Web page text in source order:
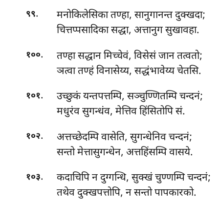
९९.
मनोकिलेसिका तण्हा, सानुगानन्त दुक्खदा;
चित्तप्पसादिका सद्धा, अत्तानुग सुखावहा.
१००. तण्हासद्धान मिच्चेवं, विसेसं जान तत्वतो;
ञत्वा तण्हं विनासेय्य, सद्धंभावेय्य चेतसि.
१०१.
उच्छुकं यन्तपत्तम्पि, सञ्चुण्णितम्पि चन्दनं;
मधुरंव सुगन्धंव, मेत्तिव हिंसितोपि सं.
१०२. अत्तच्छेदम्पिवासेति, सुगन्धेनिव चन्दनं;
सन्तो मेत्तासुगन्धेन, अत्तहिंसम्पि वासये.
१०३.
कदाचिपि न दुग्गन्धि, सुक्खं चुण्णम्पि चन्दनं;
तथेव दुक्खपत्तोपि, न सन्तो पापकारको.